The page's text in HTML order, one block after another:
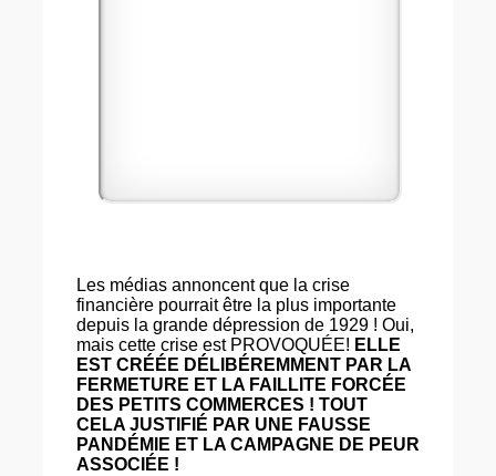
Les médias annoncent que la crise
financière pourrait être la plus importante
depuis la grande dépression de 1929 ! Oui,
mais cette crise est PROVOQUÉE! ELLE
EST CRÉÉE DÉLIBÉREMMENT PAR LA
FERMETURE ET LA FAILLITE FORCÉE
DES PETITS COMMERCES ! TOUT
CELA JUSTIFIÉ PAR UNE FAUSSE
PANDÉMIE ET LA CAMPAGNE DE PEUR
ASSOCIÉE !